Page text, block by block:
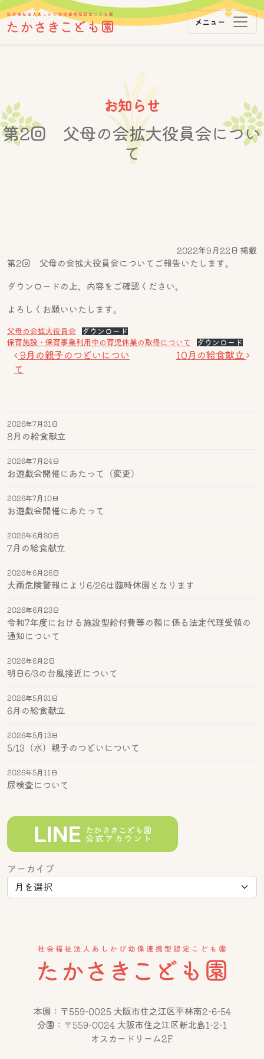
メインナビゲーション メニュー
お知らせ
第2回 父母の会拡大役員会につい
て
8月の給食献立
2026年7月31日
お遊戯会開催にあたって（変更）
2026年7月24日
お遊戯会開催にあたって
2026年7月10日
7月の給食献立
2026年6月30日
大雨危険警報により6/26は臨時休園となります
2026年6月26日
令和7年度における施設型給付費等の額に係る法定代理受領の
通知について
2026年6月23日
明日6/3の台風接近について
2026年6月2日
6月の給食献立
2026年5月31日
5/13（水）親子のつどいについて
2026年5月13日
尿検査について
2026年5月11日
アーカイブ
2022年9月22日 掲載
第2回 父母の会拡大役員会についてご報告いたします。
ダウンロードの上、内容をご確認ください。
よろしくお願いいたします。
父母の会拡大役員会
ダウンロード
保育施設・保育事業利用中の育児休業の取得について
ダウンロード
投稿ナビゲーション
9月の親子のつどいについ
て
10月の給食献立
本園：〒559-0025 大阪市住之江区平林南2-6-54
分園：〒559-0024 大阪市住之江区新北島1-2-1
オスカードリーム2F